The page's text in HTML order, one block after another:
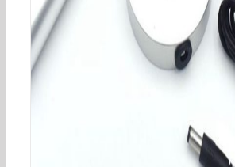
牙科材料_牙科材料口腔光固化灯
化机牙科导光棒光固化